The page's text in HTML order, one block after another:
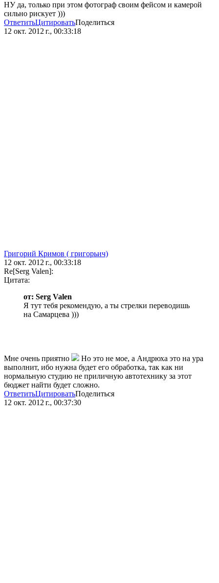
НУ да, только при этом фотограф своим фейсом и камерой
сильно рискует )))
ОтветитьЦитироватьПоделиться
12 окт. 2012 г., 00:33:18
Григорий Кримов ( григорьич)
12 окт. 2012 г., 00:33:18
Re[Serg Valen]:
Цитата:
от: Serg Valen
Я тут тебя рекомендую, а ты стрелки переводишь
на Самарцева )))
Мне очень приятно
Но это не мое, а Андрюха это на ура
выполнит, ибо нужна будет его обработка, так как ни
нормальную студию не приличную автотехнику за этот
бюджет найти будет сложно.
ОтветитьЦитироватьПоделиться
12 окт. 2012 г., 00:37:30